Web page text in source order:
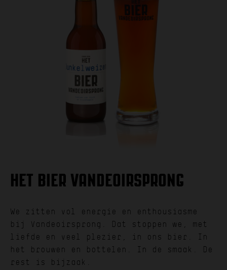
HET BIER VANDEOIRSPRONG
We zitten vol energie en enthousiasme
bij Vandeoirsprong. Dat stoppen we, met
liefde en veel plezier, in ons bier. In
het brouwen en bottelen. In de smaak. De
rest is bijzaak.